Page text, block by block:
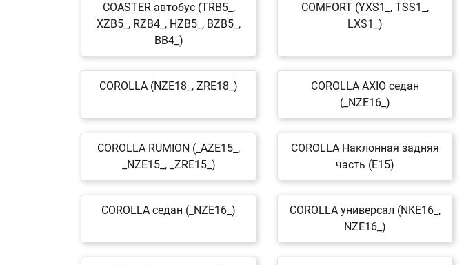
COASTER автобус (TRB5_,
XZB5_, RZB4_, HZB5_, BZB5_,
BB4_)
COMFORT (YXS1_, TSS1_,
LXS1_)
COROLLA (NZE18_, ZRE18_)
COROLLA AXIO седан
(_NZE16_)
COROLLA RUMION (_AZE15_,
_NZE15_, _ZRE15_)
COROLLA Наклонная задняя
часть (E15)
COROLLA седан (_NZE16_)
COROLLA универсал (NKE16_,
NZE16_)